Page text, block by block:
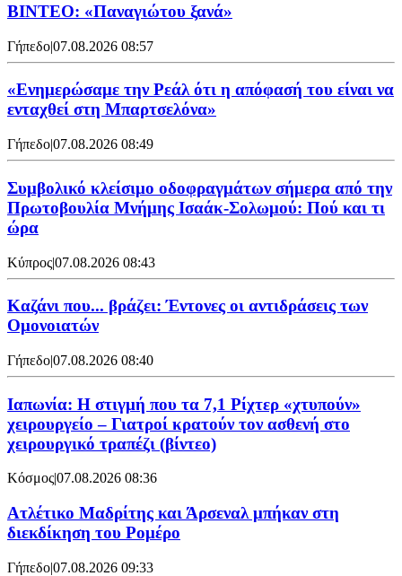
ΒΙΝΤΕΟ: «Παναγιώτου ξανά»
Γήπεδο|07.08.2026 08:57
«Ενημερώσαμε την Ρεάλ ότι η απόφασή του είναι να
ενταχθεί στη Μπαρτσελόνα»
Γήπεδο|07.08.2026 08:49
Συμβολικό κλείσιμο οδοφραγμάτων σήμερα από την
Πρωτοβουλία Μνήμης Ισαάκ-Σολωμού: Πού και τι
ώρα
Κύπρος|07.08.2026 08:43
Καζάνι που... βράζει: Έντονες οι αντιδράσεις των
Ομονοιατών
Γήπεδο|07.08.2026 08:40
Ιαπωνία: Η στιγμή που τα 7,1 Ρίχτερ «χτυπούν»
χειρουργείο – Γιατροί κρατούν τον ασθενή στο
χειρουργικό τραπέζι (βίντεο)
Κόσμος|07.08.2026 08:36
Ατλέτικο Μαδρίτης και Άρσεναλ μπήκαν στη
διεκδίκηση του Ρομέρο
Γήπεδο|07.08.2026 09:33